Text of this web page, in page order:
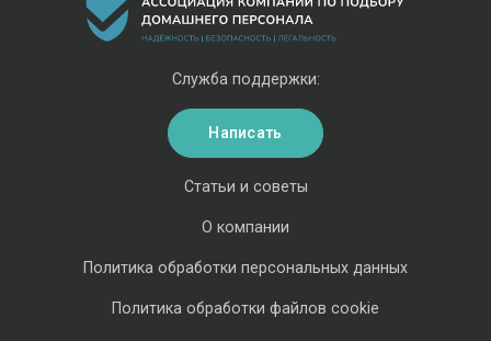
Статьи и советы
О компании
Политика обработки персональных данных
Политика обработки файлов cookie
Служба поддержки:
Написать